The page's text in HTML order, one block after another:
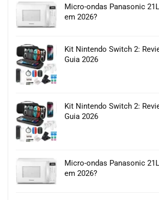
Micro-ondas Panasonic
em 2026?
Kit Nintendo Switch 2:
Guia 2026
Kit Nintendo Switch 2:
Guia 2026
Micro-ondas Panasonic
em 2026?